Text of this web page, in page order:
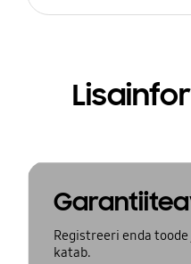
Registreeri enda
katab.